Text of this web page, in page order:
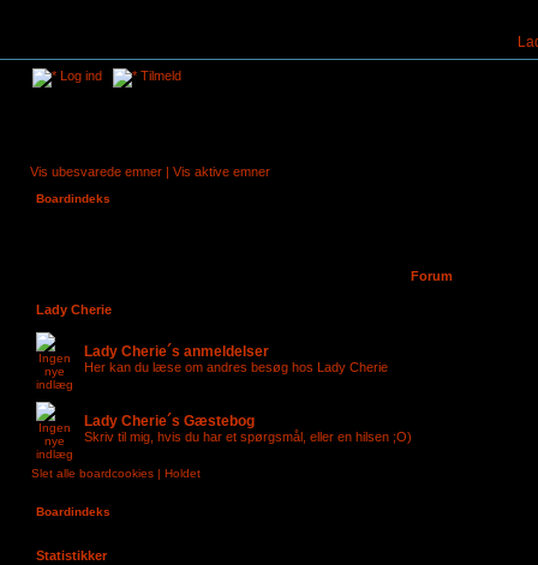
Log ind Tilmeld
Vis ubesvarede emner | Vis aktive emner
Boardindeks
Forum
Lady Cherie
Lady Cherie´s anmeldelser
Her kan du læse om andres besøg hos Lady Cherie
Lady Cherie´s Gæstebog
Skriv til mig, hvis du har et spørgsmål, eller en hilsen ;O)
Slet alle boardcookies | Holdet
Boardindeks
Statistikker